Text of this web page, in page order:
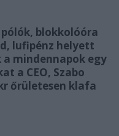
blokkolóóra
lufipénz helyett
mindennapok egy
a CEO, Szabo
őrületesen klafa